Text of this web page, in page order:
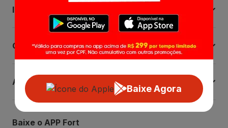
Baixe Agora
Institucional
Central de Ajuda
Atendimento
Baixe o APP Fort